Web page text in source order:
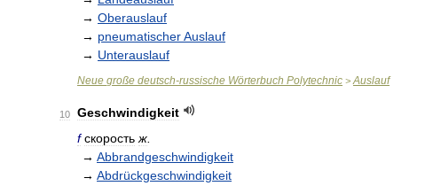
→ Oberauslauf
→ pneumatischerAuslauf
→ Unterauslauf
Neue große deutsch-russische Wörterbuch Polytechnic > Auslauf
10
Geschwindigkeit
f скорость ж
→ Abbrandgeschwindigkeit
→ Abdrückgeschwindigkeit